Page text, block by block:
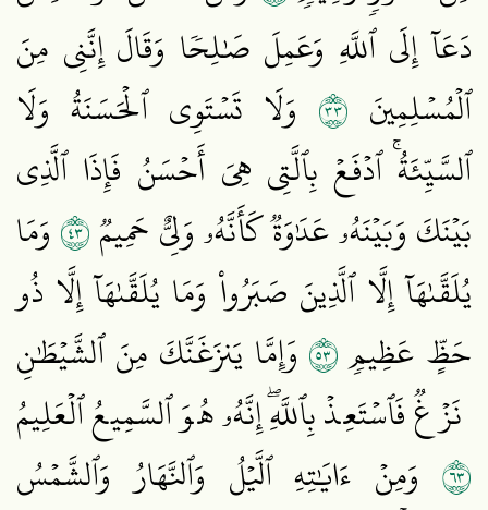
دَعَآ إِلَى ٱللَّهِ وَعَمِلَ صَٰلِحٗا وَقَالَ إِنَّنِي مِنَ
ٱلۡمُسۡلِمِينَ ٣٣ وَلَا تَسۡتَوِي ٱلۡحَسَنَةُ وَلَا
ٱلسَّيِّئَةُۚ ٱدۡفَعۡ بِٱلَّتِي هِيَ أَحۡسَنُ فَإِذَا ٱلَّذِي
بَيۡنَكَ وَبَيۡنَهُۥ عَدَٰوَةٞ كَأَنَّهُۥ وَلِيٌّ حَمِيمٞ٣٤وَمَا
يُلَقَّىٰهَآ إِلَّا ٱلَّذِينَ صَبَرُواْ وَمَا يُلَقَّىٰهَآ إِلَّا ذُو
حَظٍّ عَظِيمٖ٣٥ وَإِمَّا يَنزَغَنَّكَ مِنَ ٱلشَّيۡطَٰنِ
نَزۡغٞ فَٱسۡتَعِذۡ بِٱللَّهِۖ إِنَّهُۥ هُوَ ٱلسَّمِيعُ ٱلۡعَلِيمُ
٣٦ وَمِنۡ ءَايَٰتِهِ ٱلَّيۡلُ وَٱلنَّهَارُ وَٱلشَّمۡسُ